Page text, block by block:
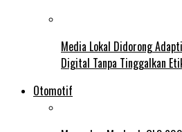
Media Lokal Didorong
Digital Tanpa Tinggalkan
Otomotif